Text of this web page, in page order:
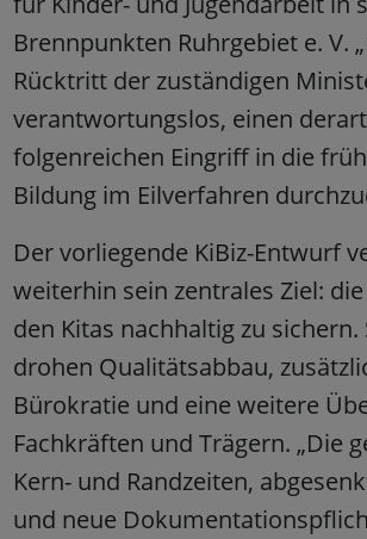
Brennpunkten Ruhrgebiet e. V.
Rücktritt der zuständigen
verantwortungslos, einen derart
folgenreichen Eingriff in die
Bildung im Eilverfahren
Der vorliegende KiBiz-Entwurf
weiterhin sein zentrales Ziel:
den Kitas nachhaltig zu sichern.
drohen Qualitätsabbau,
Bürokratie und eine weitere
Fachkräften und Trägern. „Die
Kern- und Randzeiten,
und neue